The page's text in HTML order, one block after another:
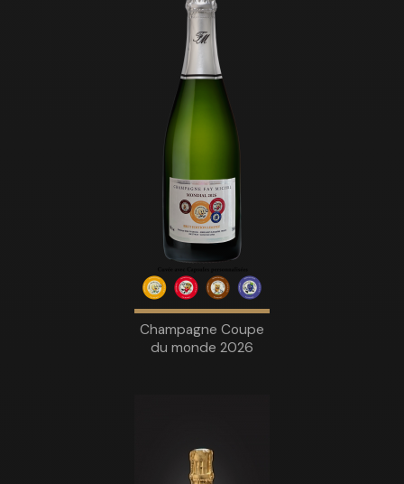
Champagne Coupe
du monde 2026